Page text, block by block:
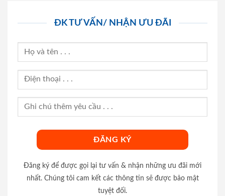
ĐK TƯ VẤN/ NHẬN ƯU ĐÃI
Đăng ký để được gọi lại tư vấn & nhận những ưu đãi mới
nhất. Chúng tôi cam kết các thông tin sẽ được bảo mật
tuyệt đối.